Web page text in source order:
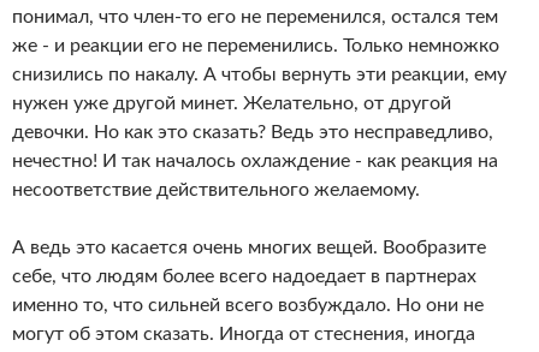
понимал, что член-то его не переменился, остался тем
же - и реакции его не переменились. Только немножко
снизились по накалу. А чтобы вернуть эти реакции, ему
нужен уже другой минет. Желательно, от другой
девочки. Но как это сказать? Ведь это несправедливо,
нечестно! И так началось охлаждение - как реакция на
несоответствие действительного желаемому.
А ведь это касается очень многих вещей. Вообразите
себе, что людям более всего надоедает в партнерах
именно то, что сильней всего возбуждало. Но они не
могут об этом сказать. Иногда от стеснения, иногда